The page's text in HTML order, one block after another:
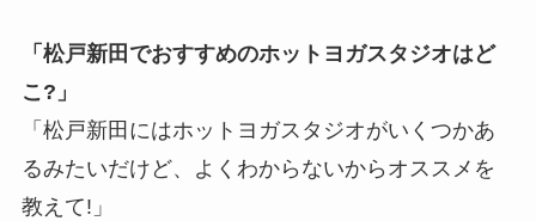
「松戸新田でおすすめのホットヨガスタジオはど
こ?」
「松戸新田にはホットヨガスタジオがいくつかあ
るみたいだけど、よくわからないからオススメを
教えて!」